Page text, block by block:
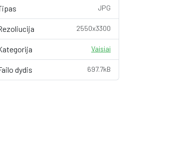
JPG
2550x3300
Vaisiai
dydis 697.7kB